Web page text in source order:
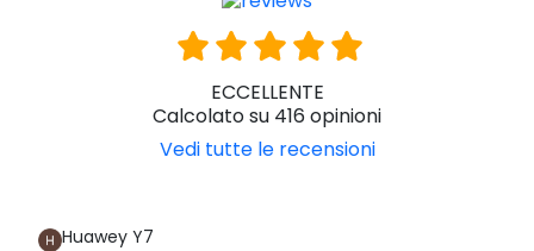
ECCELLENTE
Calcolato su 416 opinioni
Vedi tutte le recensioni
Huawey Y7